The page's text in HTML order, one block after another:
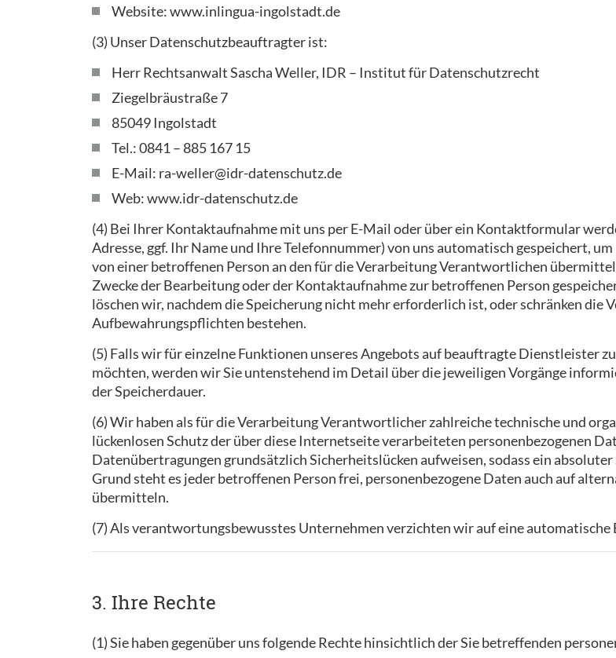
Website: www.inlingua-ingolstadt.de
(3) Unser Datenschutzbeauftragter ist:
Herr Rechtsanwalt Sascha Weller, IDR – Institut für Datenschutzrecht
Ziegelbräustraße 7
85049 Ingolstadt
Tel.: 0841 – 885 167 15
E-Mail: ra-weller@idr-datenschutz.de
Web: www.idr-datenschutz.de
(4) Bei Ihrer Kontaktaufnahme mit uns per E-Mail oder über ein Kontaktformular
Adresse, ggf. Ihr Name und Ihre Telefonnummer) von uns automatisch gespeichert,
von einer betroffenen Person an den für die Verarbeitung Verantwortlichen
Zwecke der Bearbeitung oder der Kontaktaufnahme zur betroffenen Person
löschen wir, nachdem die Speicherung nicht mehr erforderlich ist, oder schränken die
Aufbewahrungspflichten bestehen.
(5) Falls wir für einzelne Funktionen unseres Angebots auf beauftragte Dienstleister
möchten, werden wir Sie untenstehend im Detail über die jeweiligen Vorgänge
der Speicherdauer.
(6) Wir haben als für die Verarbeitung Verantwortlicher zahlreiche technische und
lückenlosen Schutz der über diese Internetseite verarbeiteten personenbezogenen
Datenübertragungen grundsätzlich Sicherheitslücken aufweisen, sodass ein
Grund steht es jeder betroffenen Person frei, personenbezogene Daten auch auf
übermitteln.
(7) Als verantwortungsbewusstes Unternehmen verzichten wir auf eine
3. Ihre Rechte
(1) Sie haben gegenüber uns folgende Rechte hinsichtlich der Sie betreffenden